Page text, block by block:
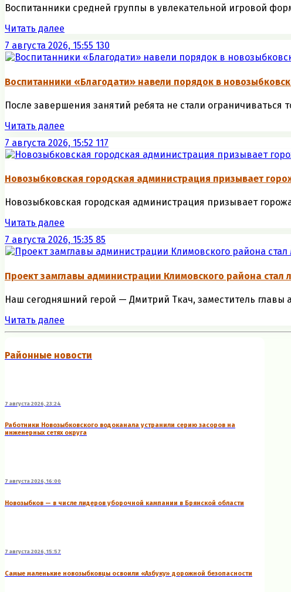
Воспитанники средней группы в увлекательной игровой
Читать далее
7 августа 2026, 15:55 130
Воспитанники «Благодати» навели порядок в
После завершения занятий ребята не стали
Читать далее
7 августа 2026, 15:52 117
Новозыбковская городская администрация призывает
Новозыбковская городская администрация призывает
Читать далее
7 августа 2026, 15:35 85
Проект замглавы администрации Климовского района
Наш сегодняшний герой — Дмитрий Ткач, заместитель главы
Читать далее
Районные новости
7 августа 2026, 23:24
Работники Новозыбковского водоканала устранили серию засоров на
инженерных сетях округа
7 августа 2026, 16:00
Новозыбков — в числе лидеров уборочной кампании в Брянской области
7 августа 2026, 15:57
Самые маленькие новозыбковцы освоили «Азбуку» дорожной безопасности